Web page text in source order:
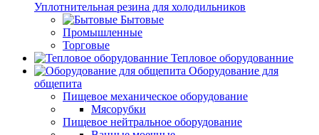
Уплотнительная резина для холодильников
Бытовые
Промышленные
Торговые
Тепловое оборудованние
Оборудование для
общепита
Пищевое механическое оборудование
Мясорубки
Пищевое нейтральное оборудование